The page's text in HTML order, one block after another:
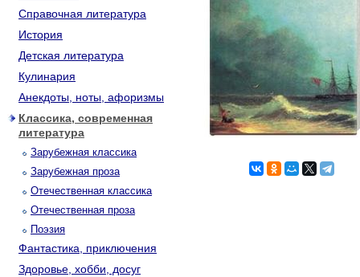
Справочная литература
История
Детская литература
Кулинария
Анекдоты, ноты, афоризмы
Классика, современная
литература
Зарубежная классика
Зарубежная проза
Отечественная классика
Отечественная проза
Поэзия
Фантастика, приключения
Здоровье, хобби, досуг